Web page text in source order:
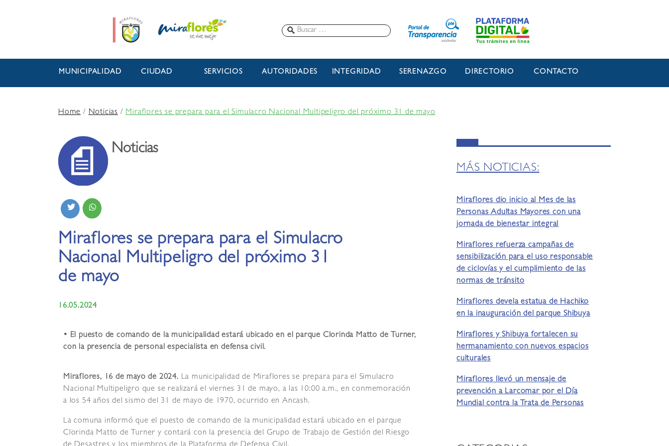
MUNICIPALIDAD CIUDAD SERVICIOS AUTORIDADES INTEGRIDAD SERENAZGO DIRECTORIO CONTACTO
Home/Noticias /Miraflores se prepara para el Simulacro Nacional Multipeligro del próximo 31 de mayo
Noticias
Miraflores se prepara para el Simulacro
Nacional Multipeligro del próximo 31
de mayo
16.05.2024
• El puesto de comando de la municipalidad estará ubicado en el parque Clorinda Matto de Turner,
con la presencia de personal especialista en defensa civil.
Miraflores, 16 de mayo de 2024. La municipalidad de Miraflores se prepara para el Simulacro
Nacional Multipeligro que se realizará el viernes 31 de mayo, a las 10:00 a.m., en conmemoración
a los 54 años del sismo del 31 de mayo de 1970, ocurrido en Ancash.
La comuna informó que el puesto de comando de la municipalidad estará ubicado en el parque
Clorinda Matto de Turner y contará con la presencia del Grupo de Trabajo de Gestión del Riesgo
MÁS NOTICIAS:
Miraflores dio inicio al Mes de las
Personas Adultas Mayores con una
jornada de bienestar integral
Miraflores refuerza campañas de
sensibilización para el uso responsable
de ciclovías y el cumplimiento de las
normas de tránsito
Miraflores devela estatua de Hachiko
en la inauguración del parque Shibuya
Miraflores y Shibuya fortalecen su
hermanamiento con nuevos espacios
culturales
Miraflores llevó un mensaje de
prevención a Larcomar por el Día
Mundial contra la Trata de Personas